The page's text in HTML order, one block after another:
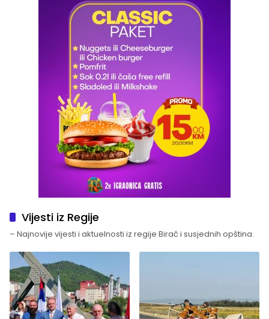
Vijesti iz Regije
– Najnovije vijesti i aktuelnosti iz regije Birač i susjednih opština.